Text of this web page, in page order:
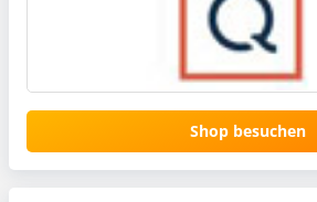
Shop besuchen